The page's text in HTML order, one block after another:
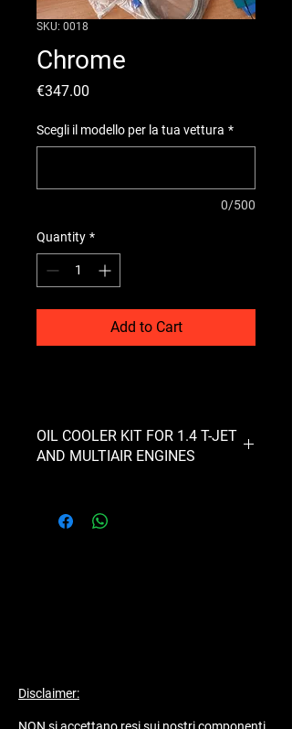
SKU: 0018
Chrome
€347.00
Scegli il modello per la tua vettura *
0/500
Quantity *
Add to Cart
OIL COOLER KIT FOR 1.4 T-JET
AND MULTIAIR ENGINES
EXCHANGER ELIMINATION, BRAIDED
Disclaimer: